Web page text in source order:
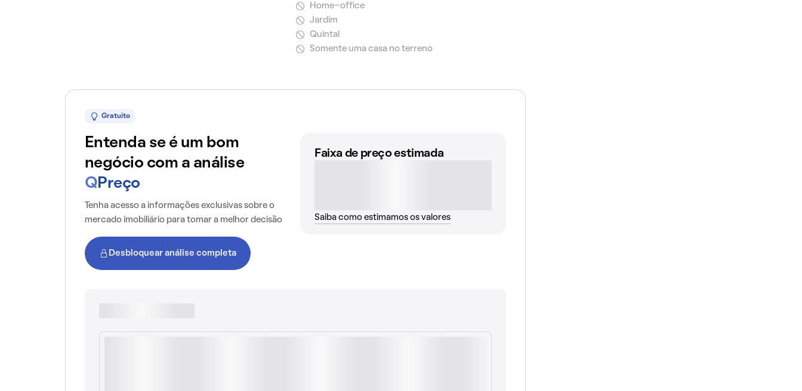
Home-office
Jardim
Quintal
Somente uma casa no terreno
Gratuito
Entenda se é um bom
negócio com a análise
Q Preço
Tenha acesso a informações exclusivas sobre o
mercado imobiliário para tomar a melhor decisão
Desbloquear análise completa
Faixa de preço estimada
Saiba como estimamos os valores